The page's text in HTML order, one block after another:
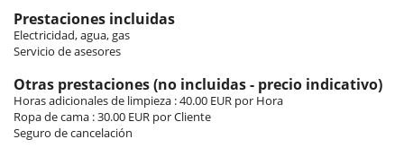
Cocina totalmente equipada
Cocinero
Extractor
Frigorífico - congelador
lavadora
Lavavajillas
Máquina de café Nespresso
Microondas
Prestaciones incluidas
Electricidad, agua, gas
Servicio de asesores
Otras prestaciones (no incluidas - precio indicativo)
Horas adicionales de limpieza : 40.00 EUR por Hora
Ropa de cama : 30.00 EUR por Cliente
Seguro de cancelación